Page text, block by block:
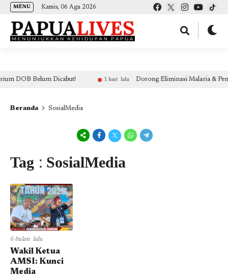
(self.SWG_BASIC = self.SWG_BASIC || []).push( basicSubscriptions => {
basicSubscriptions.init({ type: "NewsArticle", isPartOfType: ["Product"], isPartOfProductId:
MENU Kamis, 06 Agu 2026
Belum Dicabut! 1 hari lalu Dorong Eliminasi Malaria &
Beranda SosialMedia
Tag : SosialMedia
6 bulan lalu
Wakil Ketua
AMSI: Kunci
Media